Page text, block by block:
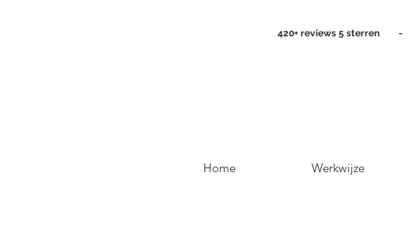
420+ reviews 5 sterren -
Home Werkwijze